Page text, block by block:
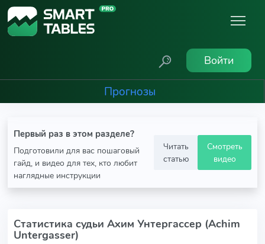
Войти
Прогнозы
Первый раз в этом разделе?
Подготовили для вас пошаговый
гайд, и видео для тех, кто любит
наглядные инструкции
Читать
статью
Смотреть
видео
Статистика судьи Ахим Унтергассер (Achim
Untergasser)